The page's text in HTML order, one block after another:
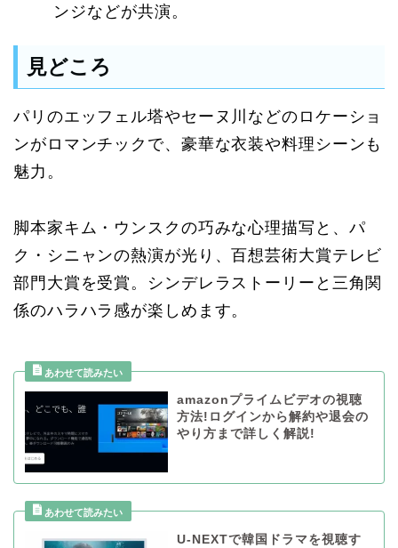
ンジなどが共演。
見どころ
パリのエッフェル塔やセーヌ川などのロケーショ
ンがロマンチックで、豪華な衣装や料理シーンも
魅力。
脚本家キム・ウンスクの巧みな心理描写と、パ
ク・シニャンの熱演が光り、百想芸術大賞テレビ
部門大賞を受賞。シンデレラストーリーと三角関
係のハラハラ感が楽しめます。
amazonプライムビデオの視聴
方法!ログインから解約や退会の
やり方まで詳しく解説!
U-NEXTで韓国ドラマを視聴す